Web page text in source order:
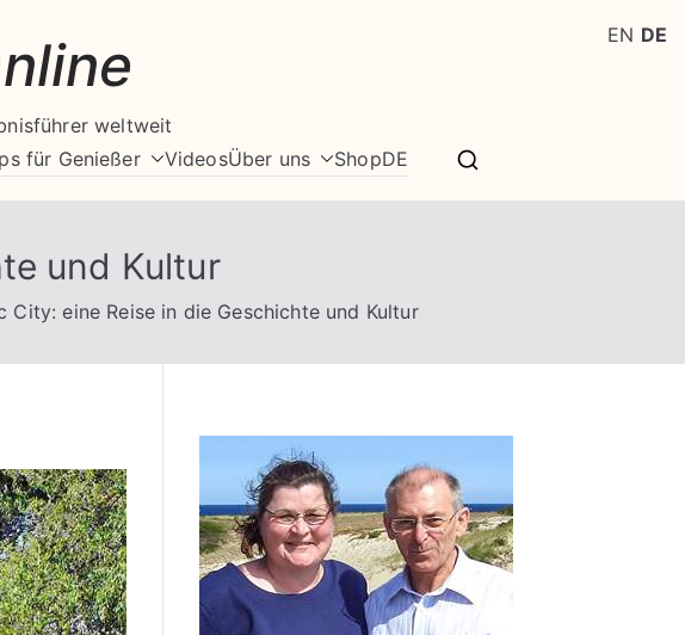
weltweit
für Genießer VideosÜber uns ShopDE
und Kultur
City: eine Reise in die Geschichte und Kultur
EN DE